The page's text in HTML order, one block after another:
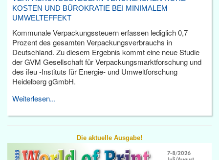
KOSTEN UND BÜROKRATIE BEI MINIMALEM
UMWELTEFFEKT
Kommunale Verpackungssteuern erfassen lediglich 0,7
Prozent des gesamten Verpackungsverbrauchs in
Deutschland. Zu diesem Ergebnis kommt eine neue Studie
der GVM Gesellschaft für Verpackungsmarktforschung und
des ifeu -Instituts für Energie- und Umweltforschung
Heidelberg gGmbH.
Weiterlesen...
Die aktuelle Ausgabe!